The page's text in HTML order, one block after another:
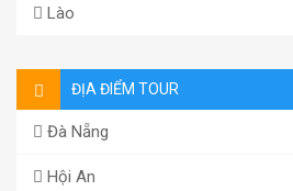
Lào
ĐỊA ĐIỂM TOUR
Đà Nẵng
Hội An